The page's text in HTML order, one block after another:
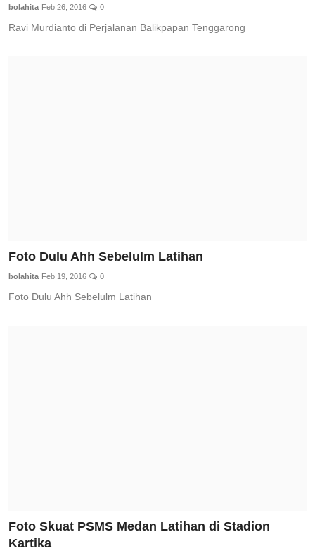
bolahita Feb 26, 2016 0
Ravi Murdianto di Perjalanan Balikpapan Tenggarong
Foto Dulu Ahh Sebelulm Latihan
bolahita Feb 19, 2016 0
Foto Dulu Ahh Sebelulm Latihan
Foto Skuat PSMS Medan Latihan di Stadion
Kartika